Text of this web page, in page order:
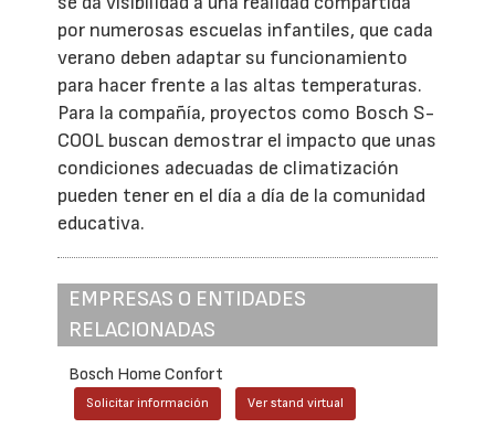
por numerosas escuelas infantiles, que cada
verano deben adaptar su funcionamiento
para hacer frente a las altas temperaturas.
Para la compañía, proyectos como Bosch S-
COOL buscan demostrar el impacto que unas
condiciones adecuadas de climatización
pueden tener en el día a día de la comunidad
educativa.
EMPRESAS O ENTIDADES
RELACIONADAS
Bosch Home Confort
Solicitar información Ver stand virtual